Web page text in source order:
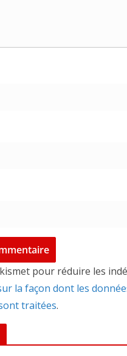
pour réduire les
la façon dont les
traitées.